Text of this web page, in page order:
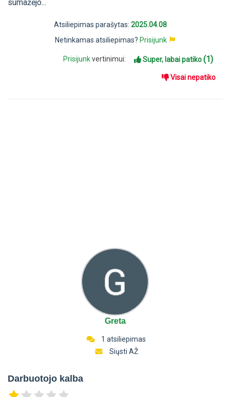
sumažėjo...
Atsiliepimas parašytas: 2025.04.08
Netinkamas atsiliepimas? Prisijunk
Prisijunkvertinimui: Super, labai patiko(1)
Visai nepatiko
Greta
1 atsiliepimas
Siųsti AŽ
Darbuotojo kalba